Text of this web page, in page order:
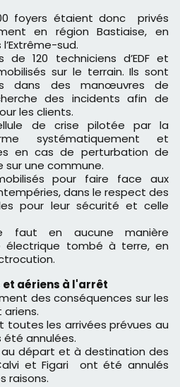
foyers étaient donc privés
en région Bastiaise, en
sud.
120 techniciens d’EDF et
sur le terrain. Ils sont
dans des manœuvres de
des incidents afin de
les clients.
de crise pilotée par la
systématiquement et
en cas de perturbation de
sur une commune.
pour faire face aux
dans le respect des
pour leur sécurité et celle
faut en aucune manière
électrique tombé à terre, en
et aériens à l'arrêt
des conséquences sur les
toutes les arrivées prévues au
annulées.
départ et à destination des
et Figari ont été annulés
raisons.